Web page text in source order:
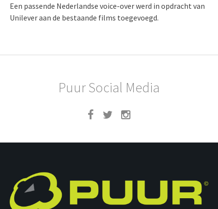
Een passende Nederlandse voice-over werd in opdracht van
Unilever aan de bestaande films toegevoegd.
Puur Social Media